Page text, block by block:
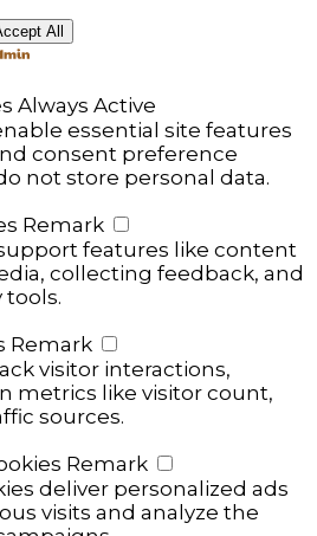
All
Always Active
essential site features
consent preference
not store personal data.
Remark
features like content
collecting feedback, and
Remark
visitor interactions,
metrics like visitor count,
sources.
Remark
deliver personalized ads
visits and analyze the